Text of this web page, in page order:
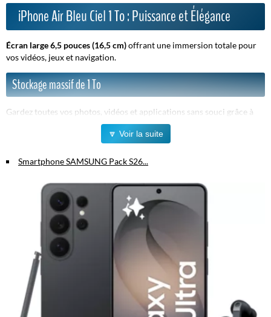
iPhone Air Bleu Ciel 1 To : Puissance et Élégance
Écran large 6,5 pouces (16,5 cm)offrant une immersion totale pour
vos vidéos, jeux et navigation.
Stockage massif de 1 To
Gardez toutes vos photos, vidéos et applications sans souci grâce à
une mémoire interne exceptionnelle.
Design moderne et éléganten bleu ciel, unique et tendance.
Performance rapide
pour un usage multitâche fluide et sans
ralentissements.
Grande autonomie
pour vous accompagner toute la journée.
Compatible avec les dernières applications
Profitez d'un smartphone alliant esthétique, performance et capacité
de stockage optimale.
🔽 Voir la suite
Smartphone SAMSUNG Pack S26...